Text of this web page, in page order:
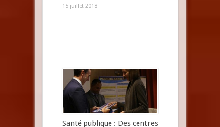
15 juillet 2018
Santé publique : Des centres